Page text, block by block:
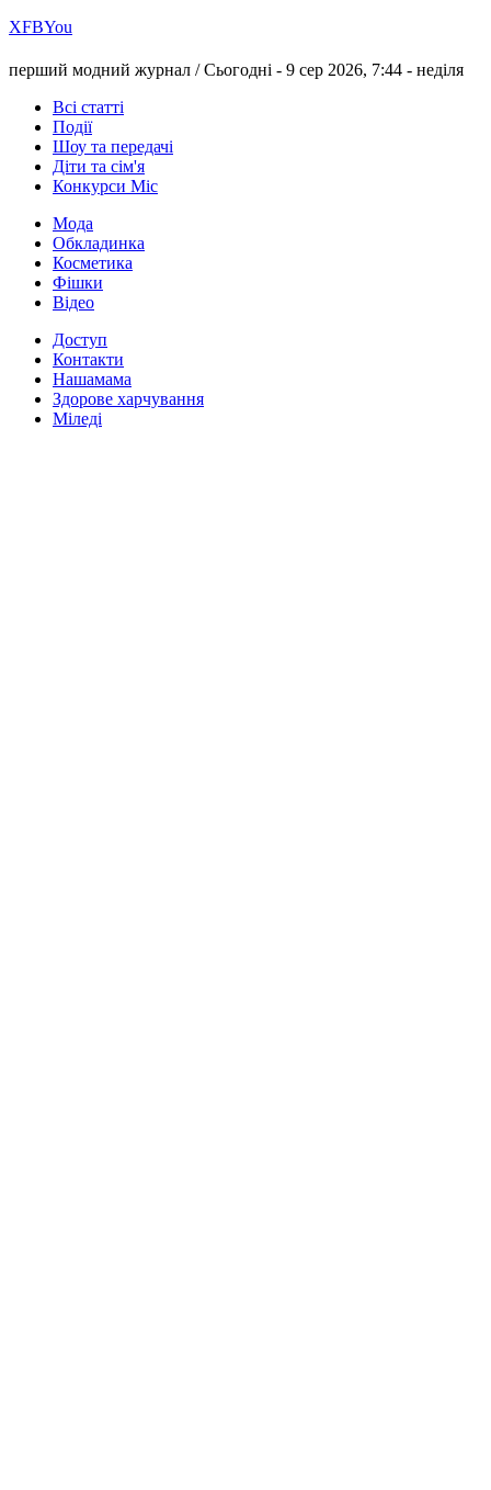
ХFBYou
перший модний журнал /Сьогодні - 9 сер 2026, 7:44 - неділя
Всі статті
Події
Шоу та передачі
Діти та сім'я
Конкурси Міс
Мода
Обкладинка
Косметика
Фішки
Відео
Доступ
Контакти
Нашамама
Здорове харчування
Міледі